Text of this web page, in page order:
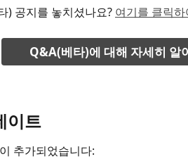
) 공지를 놓치셨나요? 여기를 클릭
Q&A(베타)에 대해 자세히 알
이트
추가되었습니다: